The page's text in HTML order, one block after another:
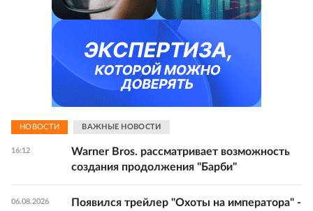
НОВОСТИ ВАЖНЫЕ НОВОСТИ
16:12
Warner Bros. рассматривает возможность
создания продолжения "Барби"
06.08.2026
Появился трейлер "Охоты на императора" -